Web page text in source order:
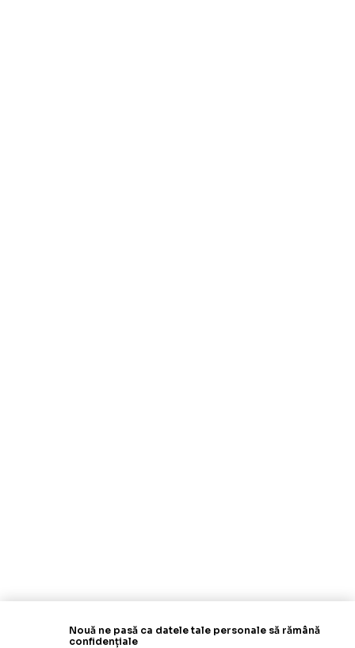
Nouă ne pasă ca datele tale personale să rămână
confidențiale